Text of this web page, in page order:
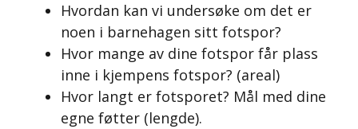
Hvordan kan vi undersøke om det er
noen i barnehagen sitt fotspor?
Hvor mange av dine fotspor får plass
inne i kjempens fotspor? (areal)
Hvor langt er fotsporet? Mål med dine
egne føtter (lengde).